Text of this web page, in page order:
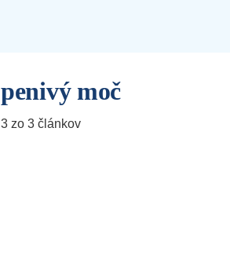
penivý moč
3 zo 3 článkov